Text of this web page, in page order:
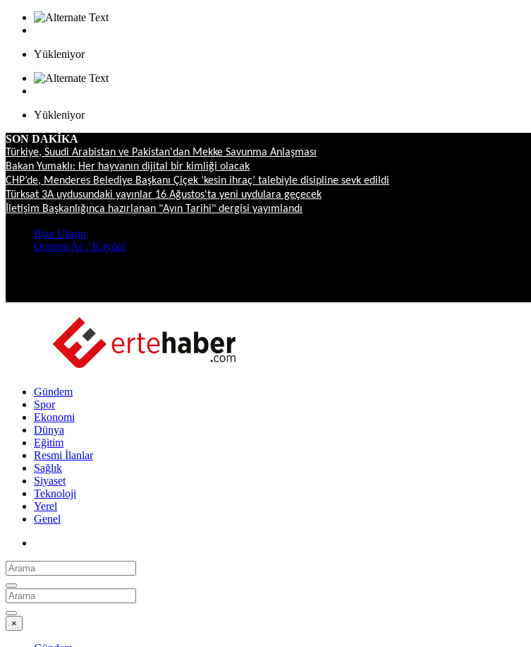
Yükleniyor
Yükleniyor
SON DAKİKA
Türkiye, Suudi Arabistan ve Pakistan'dan Mekke Savunma Anlaşması
Bakan Yumaklı: Her hayvanın dijital bir kimliği olacak
CHP’de, Menderes Belediye Başkanı Çiçek ‘kesin ihraç’ talebiyle disipline sevk edildi
Türksat 3A uydusundaki yayınlar 16 Ağustos'ta yeni uydulara geçecek
İletişim Başkanlığınca hazırlanan "Ayın Tarihi" dergisi yayımlandı
Bize Ulaşın
Oturum Aç / Kaydol
Gündem
Spor
Ekonomi
Dünya
Eğitim
Resmi İlanlar
Sağlık
Siyaset
Teknoloji
Yerel
Genel
×